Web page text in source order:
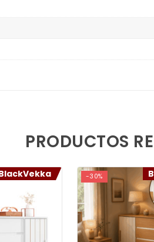
PRODUCTOS
-30%